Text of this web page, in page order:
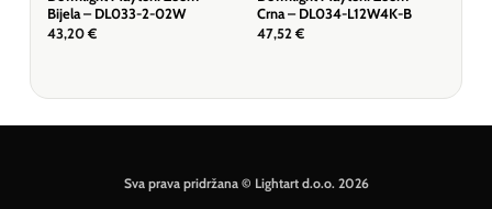
Bijela – DL033-2-02W
43,20 €
Crna – DL034-L12W4K-B
47,52 €
Sva prava pridržana © Lightart d.o.o. 2026